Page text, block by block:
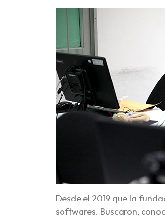
Desde el 2019 que la
softwares. Buscaron,